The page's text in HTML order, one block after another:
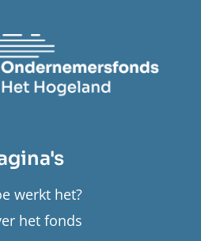
werkt het?
het fonds